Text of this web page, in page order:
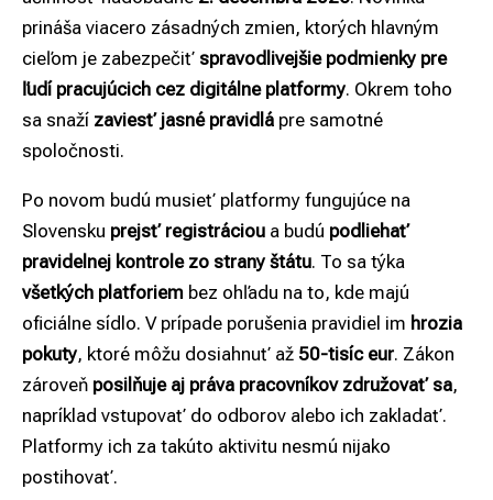
prináša viacero zásadných zmien, ktorých hlavným
cieľom je zabezpečiť spravodlivejšie podmienky pre
ľudí pracujúcich cez digitálne platformy. Okrem toho
sa snaží zaviesť jasné pravidlá pre samotné
spoločnosti.
Po novom budú musieť platformy fungujúce na
Slovensku prejsť registráciou a budú podliehať
pravidelnej kontrole zo strany štátu. To sa týka
všetkých platforiem bez ohľadu na to, kde majú
oficiálne sídlo. V prípade porušenia pravidiel im hrozia
pokuty, ktoré môžu dosiahnuť až 50-tisíc eur. Zákon
zároveň posilňuje aj práva pracovníkov združovať sa,
napríklad vstupovať do odborov alebo ich zakladať.
Platformy ich za takúto aktivitu nesmú nijako
postihovať.